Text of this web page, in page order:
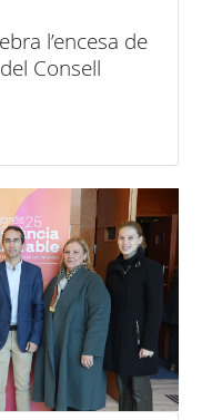
l’encesa de
Consell